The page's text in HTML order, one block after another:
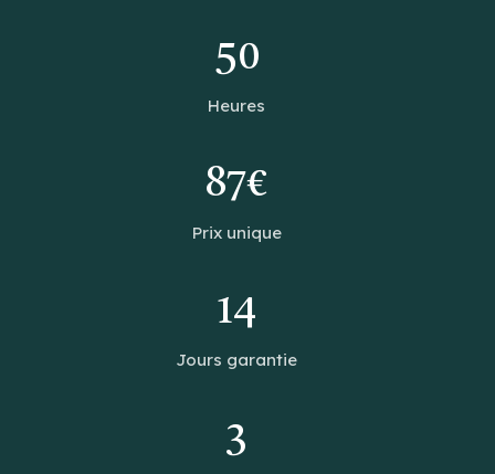
50
Heures
87€
Prix unique
14
Jours garantie
3